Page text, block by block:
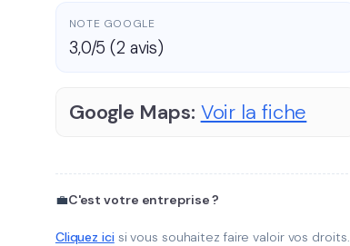
NOTE GOOGLE
3,0/5 (2 avis)
Google Maps: Voir la fiche
💼C'est votre entreprise ?
Cliquez icisi vous souhaitez faire valoir vos droits.